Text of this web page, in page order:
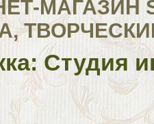
МАГАЗИН
Студия